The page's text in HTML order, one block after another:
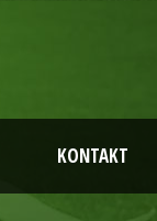
KONTAKT